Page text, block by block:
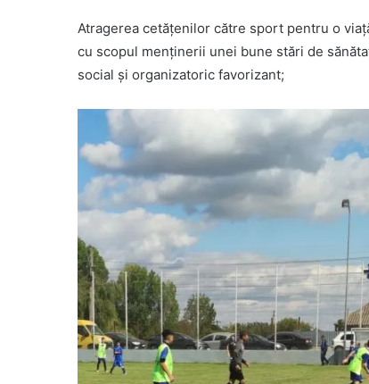
Atragerea cetățenilor către sport pentru o
cu scopul menţinerii unei bune stări de
social şi organizatoric favorizant;